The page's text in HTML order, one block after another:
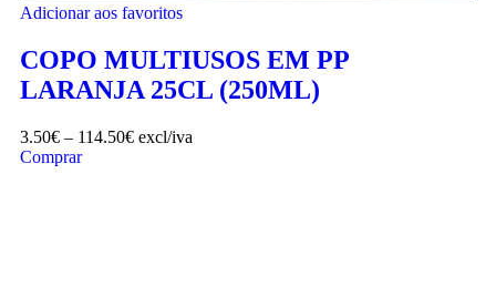
Adicionar aos favoritos
COPO MULTIUSOS EM PP
LARANJA 25CL (250ML)
3.50€ – 114.50€ excl/iva
Comprar